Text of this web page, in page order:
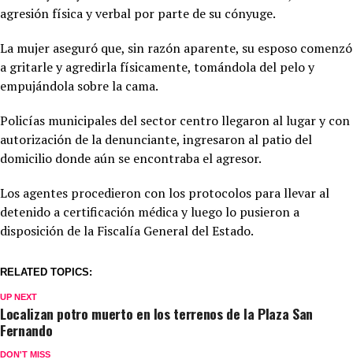
agresión física y verbal por parte de su cónyuge.
La mujer aseguró que, sin razón aparente, su esposo comenzó
a gritarle y agredirla físicamente, tomándola del pelo y
empujándola sobre la cama.
Policías municipales del sector centro llegaron al lugar y con
autorización de la denunciante, ingresaron al patio del
domicilio donde aún se encontraba el agresor.
Los agentes procedieron con los protocolos para llevar al
detenido a certificación médica y luego lo pusieron a
disposición de la Fiscalía General del Estado.
RELATED TOPICS:
UP NEXT
Localizan potro muerto en los terrenos de la Plaza San
Fernando
DON'T MISS